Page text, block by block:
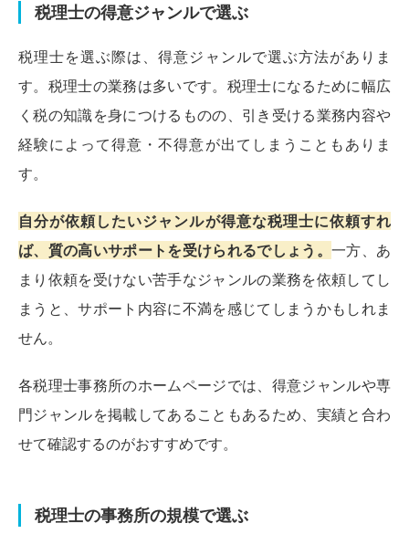
税理士の得意ジャンルで選ぶ
税理士を選ぶ際は、得意ジャンルで選ぶ方法がありま
す。税理士の業務は多いです。税理士になるために幅広
く税の知識を身につけるものの、引き受ける業務内容や
経験によって得意・不得意が出てしまうこともありま
す。
自分が依頼したいジャンルが得意な税理士に依頼すれ
ば、質の高いサポートを受けられるでしょう。 一方、あ
まり依頼を受けない苦手なジャンルの業務を依頼してし
まうと、サポート内容に不満を感じてしまうかもしれま
せん。
各税理士事務所のホームページでは、得意ジャンルや専
門ジャンルを掲載してあることもあるため、実績と合わ
せて確認するのがおすすめです。
税理士の事務所の規模で選ぶ